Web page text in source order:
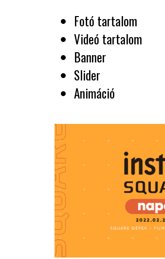
Fotó tartalom
Videó tartalom
Banner
Slider
Animáció